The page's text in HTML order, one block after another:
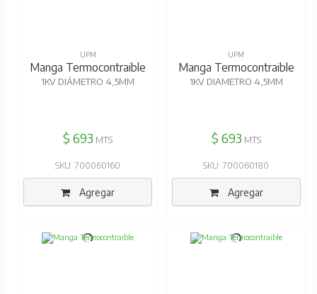
UPM
Manga Termocontraible
1KV DIÁMETRO 4,5MM
$ 693 MTS
SKU: 700060160
Agregar
UPM
Manga Termocontraible
1KV DIAMETRO 4,5MM
$ 693 MTS
SKU: 700060180
Agregar